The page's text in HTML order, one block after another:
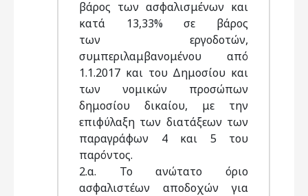
βάρος των ασφαλισμένων και
κατά 13,33% σε βάρος
των εργοδοτών,
συμπεριλαμβανομένου από
1.1.2017 και του Δημοσίου και
των νομικών προσώπων
δημοσίου δικαίου, με την
επιφύλαξη των διατάξεων των
παραγράφων 4 και 5 του
παρόντος.
2.α. Το ανώτατο όριο
ασφαλιστέων αποδοχών για